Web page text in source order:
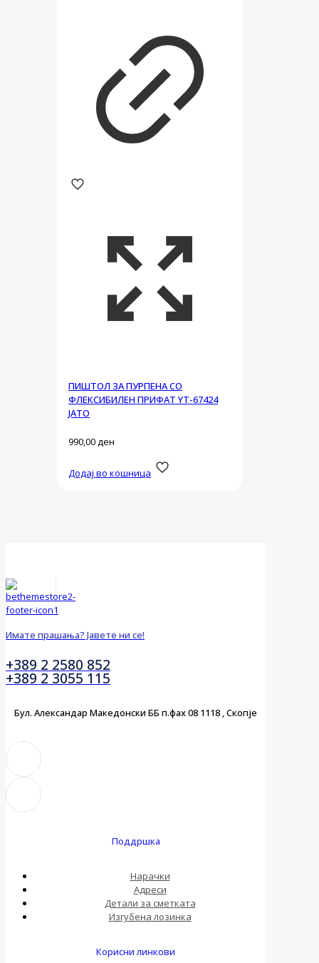
ПИШТОЛ ЗА ПУРПЕНА СО
ФЛЕКСИБИЛЕН ПРИФАТ YT-67424
ЈАТО
990,00ден
Додај во кошница
Имате прашања? Јавете ни се!
+389 2 2580 852
+389 2 3055 115
Бул. Александар Македонски ББ п.фах 08 1118 , Скопје
Поддршка
Нарачки
Адреси
Детали за сметката
Изгубена лозинка
Корисни линкови